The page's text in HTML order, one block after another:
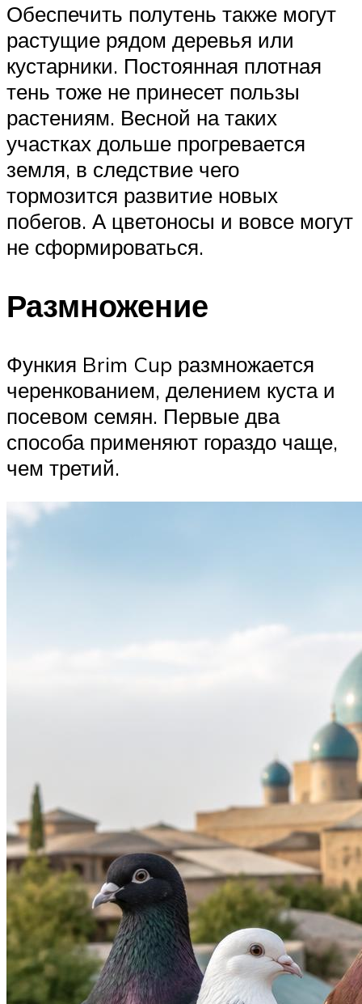
Обеспечить полутень также могут
растущие рядом деревья или
кустарники. Постоянная плотная
тень тоже не принесет пользы
растениям. Весной на таких
участках дольше прогревается
земля, в следствие чего
тормозится развитие новых
побегов. А цветоносы и вовсе могут
не сформироваться.
Размножение
Функия Brim Cup размножается
черенкованием, делением куста и
посевом семян. Первые два
способа применяют гораздо чаще,
чем третий.